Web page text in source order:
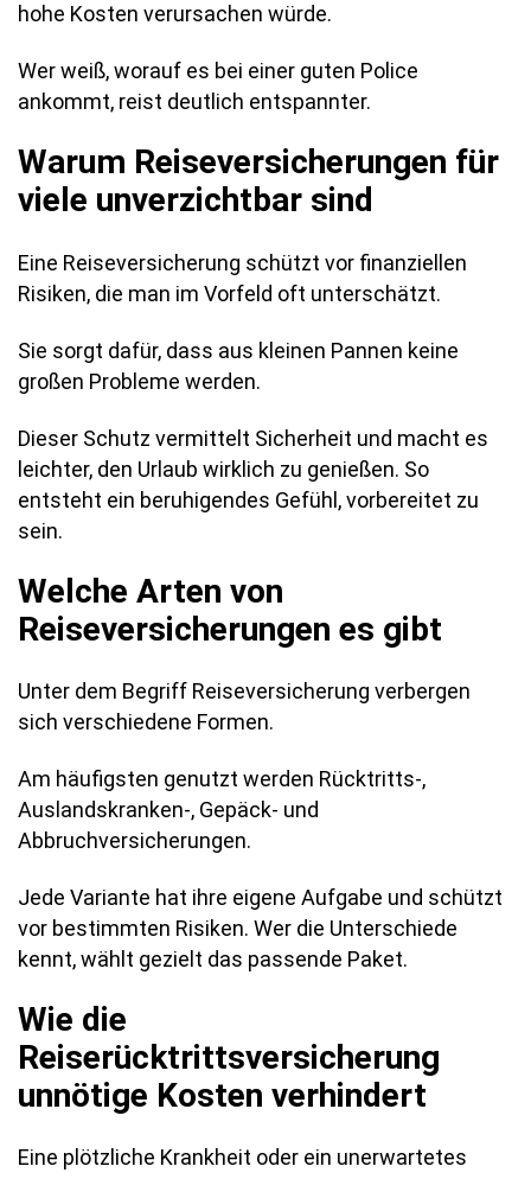
hohe Kosten verursachen würde.
Wer weiß, worauf es bei einer guten Police
ankommt, reist deutlich entspannter.
Warum Reiseversicherungen für
viele unverzichtbar sind
Eine Reiseversicherung schützt vor finanziellen
Risiken, die man im Vorfeld oft unterschätzt.
Sie sorgt dafür, dass aus kleinen Pannen keine
großen Probleme werden.
Dieser Schutz vermittelt Sicherheit und macht es
leichter, den Urlaub wirklich zu genießen. So
entsteht ein beruhigendes Gefühl, vorbereitet zu
sein.
Welche Arten von
Reiseversicherungen es gibt
Unter dem Begriff Reiseversicherung verbergen
sich verschiedene Formen.
Am häufigsten genutzt werden Rücktritts-,
Auslandskranken-, Gepäck- und
Abbruchversicherungen.
Jede Variante hat ihre eigene Aufgabe und schützt
vor bestimmten Risiken. Wer die Unterschiede
kennt, wählt gezielt das passende Paket.
Wie die
Reiserücktrittsversicherung
unnötige Kosten verhindert
Eine plötzliche Krankheit oder ein unerwartetes